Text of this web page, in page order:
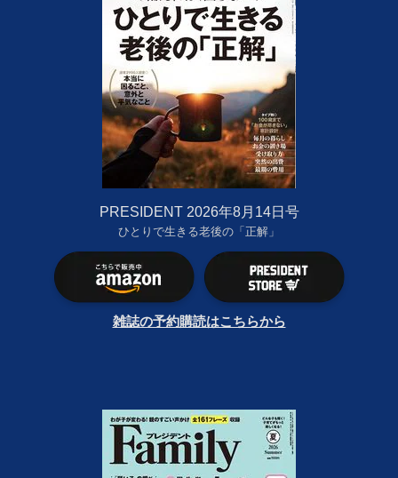
PRESIDENT 2026年8月14日号
ひとりで生きる老後の「正解」
雑誌の予約購読はこちらから